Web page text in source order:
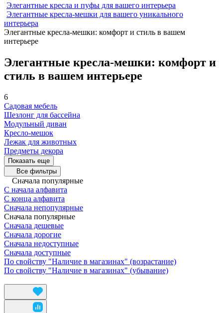
Элегантные кресла и пуфы для вашего интерьера
Элегантные кресла-мешки для вашего уникального
интерьера
Элегантные кресла-мешки: комфорт и стиль в вашем
интерьере
Элегантные кресла-мешки: комфорт и
стиль в вашем интерьере
6
Садовая мебель
Шезлонг для бассейна
Модульный диван
Кресло-мешок
Лежак для животных
Предметы декора
Показать еще
Все фильтры
Сначала популярные
С начала алфавита
С конца алфавита
Сначала непопулярные
Сначала популярные
Сначала дешевые
Сначала дорогие
Сначала недоступные
Сначала доступные
По свойству "Наличие в магазинах" (возрастание)
По свойству "Наличие в магазинах" (убывание)